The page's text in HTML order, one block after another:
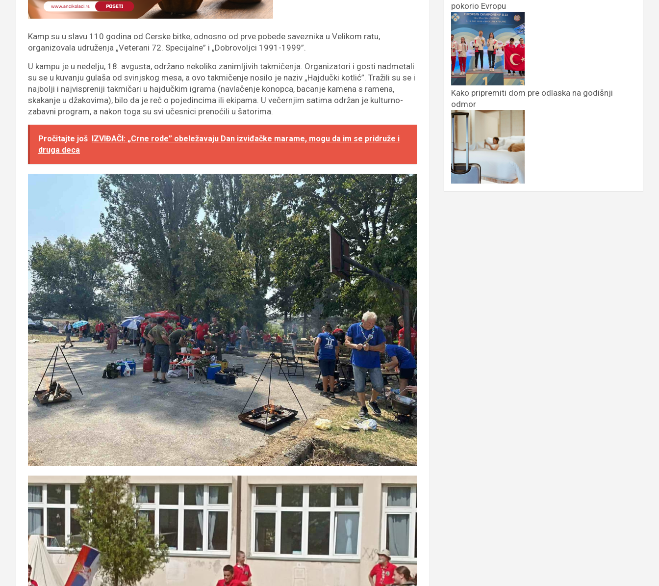
Kamp su u slavu 110 godina od Cerske bitke, odnosno od prve pobede saveznika u Velikom ratu,
organizovala udruženja „Veterani 72. Specijalne” i „Dobrovoljci 1991-1999”.
U kampu je u nedelju, 18. avgusta, održano nekoliko zanimljivih takmičenja. Organizatori i gosti nadmetali
su se u kuvanju gulaša od svinjskog mesa, a ovo takmičenje nosilo je naziv „Hajdučki kotlić”. Tražili su se i
najbolji i najvispreniji takmičari u hajdučkim igrama (navlačenje konopca, bacanje kamena s ramena,
skakanje u džakovima), bilo da je reč o pojedincima ili ekipama. U večernjim satima održan je kulturno-
zabavni program, a nakon toga su svi učesnici prenoćili u šatorima.
Pročitajte još IZVIĐAČI: „Crne rode” obeležavaju Dan izviđačke marame, mogu da im se pridruže i
druga deca
pokorio Evropu
Kako pripremiti dom pre odlaska na godišnji
odmor